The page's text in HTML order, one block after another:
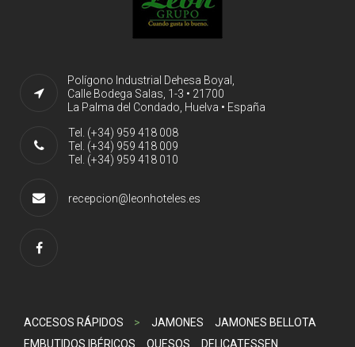
Polígono Industrial Dehesa Boyal,
Calle Bodega Salas, 1-3 • 21700
La Palma del Condado, Huelva • España
Tel. (+34) 959 418 008
Tel. (+34) 959 418 009
Tel. (+34) 959 418 010
recepcion@leonhoteles.es
ACCESOS RÁPIDOS > JAMONES
JAMONES BELLOTA
EMBUTIDOS IBÉRICOS
QUESOS DELICATESSEN